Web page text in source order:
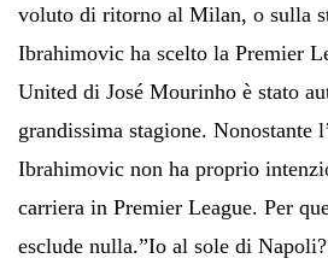
voluto di ritorno al Milan, o sulla
Ibrahimovic ha scelto la Premier
United di José Mourinho è stato
grandissima stagione. Nonostante
Ibrahimovic non ha proprio
carriera in Premier League. Per
esclude nulla.”Io al sole di